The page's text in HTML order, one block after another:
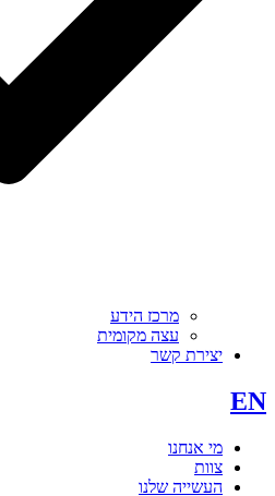
מרכז הידע
עצה מקומית
יצירת קשר
EN
מי אנחנו
צוות
העשייה שלנו